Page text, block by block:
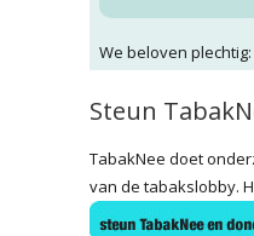
We beloven
Steun
TabakNee doet
van de tabakslobby.